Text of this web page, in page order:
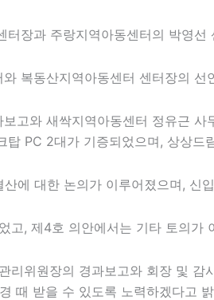
장과 주랑지역아동센터의 박영
복동산지역아동센터 센터장의
고와 새싹지역아동센터 정유근
PC 2대가 기증되었으며, 상상
에 대한 논의가 이루어졌으며, 신
고, 제4호 의안에서는 기타 토의
리위원장의 경과보고와 회장 및
때 받을 수 있도록 노력하겠다고